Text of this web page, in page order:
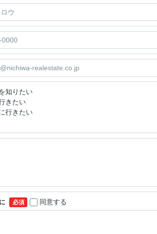
知りたい
きたい
行きたい
に 必須 同意する